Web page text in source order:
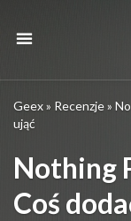
Geex» Recenzje»
ująć
Nothing
Coś